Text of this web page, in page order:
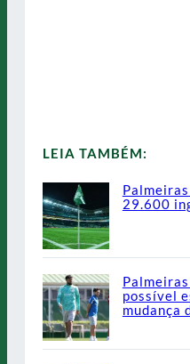
LEIA TAMBÉM:
29.600
possível
mudança